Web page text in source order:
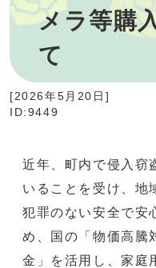
メラ等購
て
[2026年5月20日 ]
ID:9449
近年、町内で侵入窃
いることを受け、地
犯罪のない安全で安
め、国の「物価高騰
金」を活用し、家庭